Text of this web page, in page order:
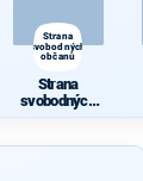
Strana
svobodných
občanů
Strana
svobodných
občanů